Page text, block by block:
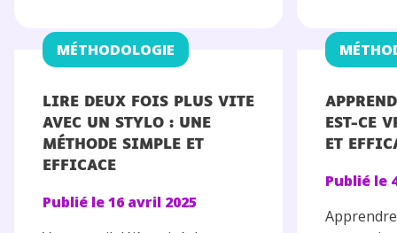
LIRE DEUX FOIS PLUS VITE
AVEC UN STYLO : UNE
MÉTHODE SIMPLE ET
EFFICACE
MÉTHODOLOGIE
Publié le16 avril 2025
EST-CE
ET
Publié le